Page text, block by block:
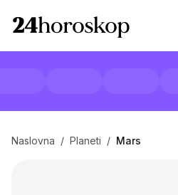
Naslovna / Planeti / Mars